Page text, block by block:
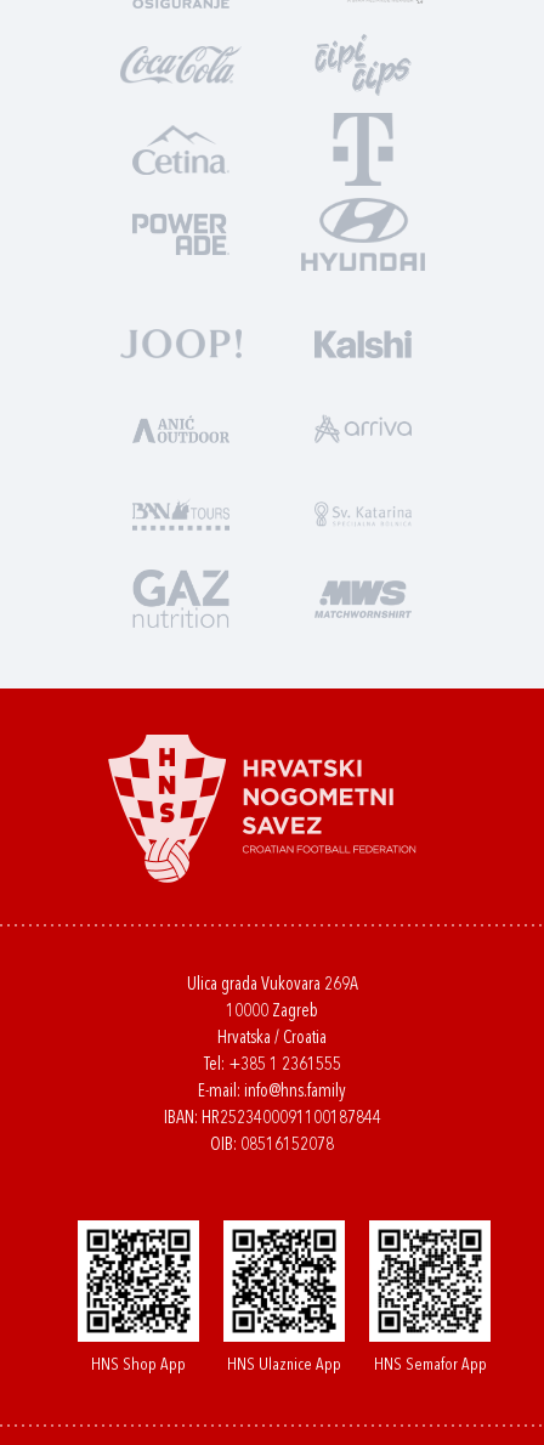
Ulica grada Vukovara 269A
10000 Zagreb
Hrvatska / Croatia
Tel: +385 1 2361555
E-mail: info@hns.family
IBAN: HR2523400091100187844
OIB: 08516152078
HNS Shop App HNS Ulaznice App HNS Semafor App